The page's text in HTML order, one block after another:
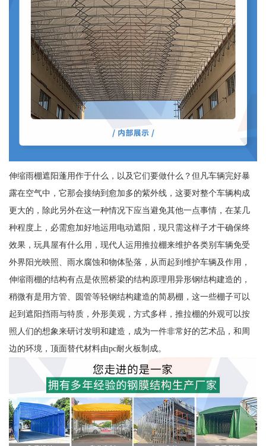
伸缩雨棚遮阳蓬用作于什么，以及它们要做什么？但凡车辆完好暴
露在空气中，它那会接纳到愈加多的紫外线，这要对整个车辆构成
更大的，除此另外在这一种情况下应当避免其他一点事情，在某几
种程度上，必需愈加好地运用电动遮阳，现只需这样子才干确保终
效果，玩具屋有什么用，现代人运用推拉棚来维护各类别车辆免受
外界阳光映照、雨水腐蚀和物体坠落，从而起到维护车辆及作用，
伸缩雨棚的结构有点是依照桥梁的结构原理用异形钢结构建造的，
稍微有是用方管、圆管等轻钢结构建造的简易棚，这一些棚子可以
起到遮阳挡雨与特质，外形美观，方式多样，推拉棚的外观可以按
照人们的想象来研讨发明和建造，成为一件非常好的艺术品，和周
边的环境，顶面替代材料由pc耐火板制成。